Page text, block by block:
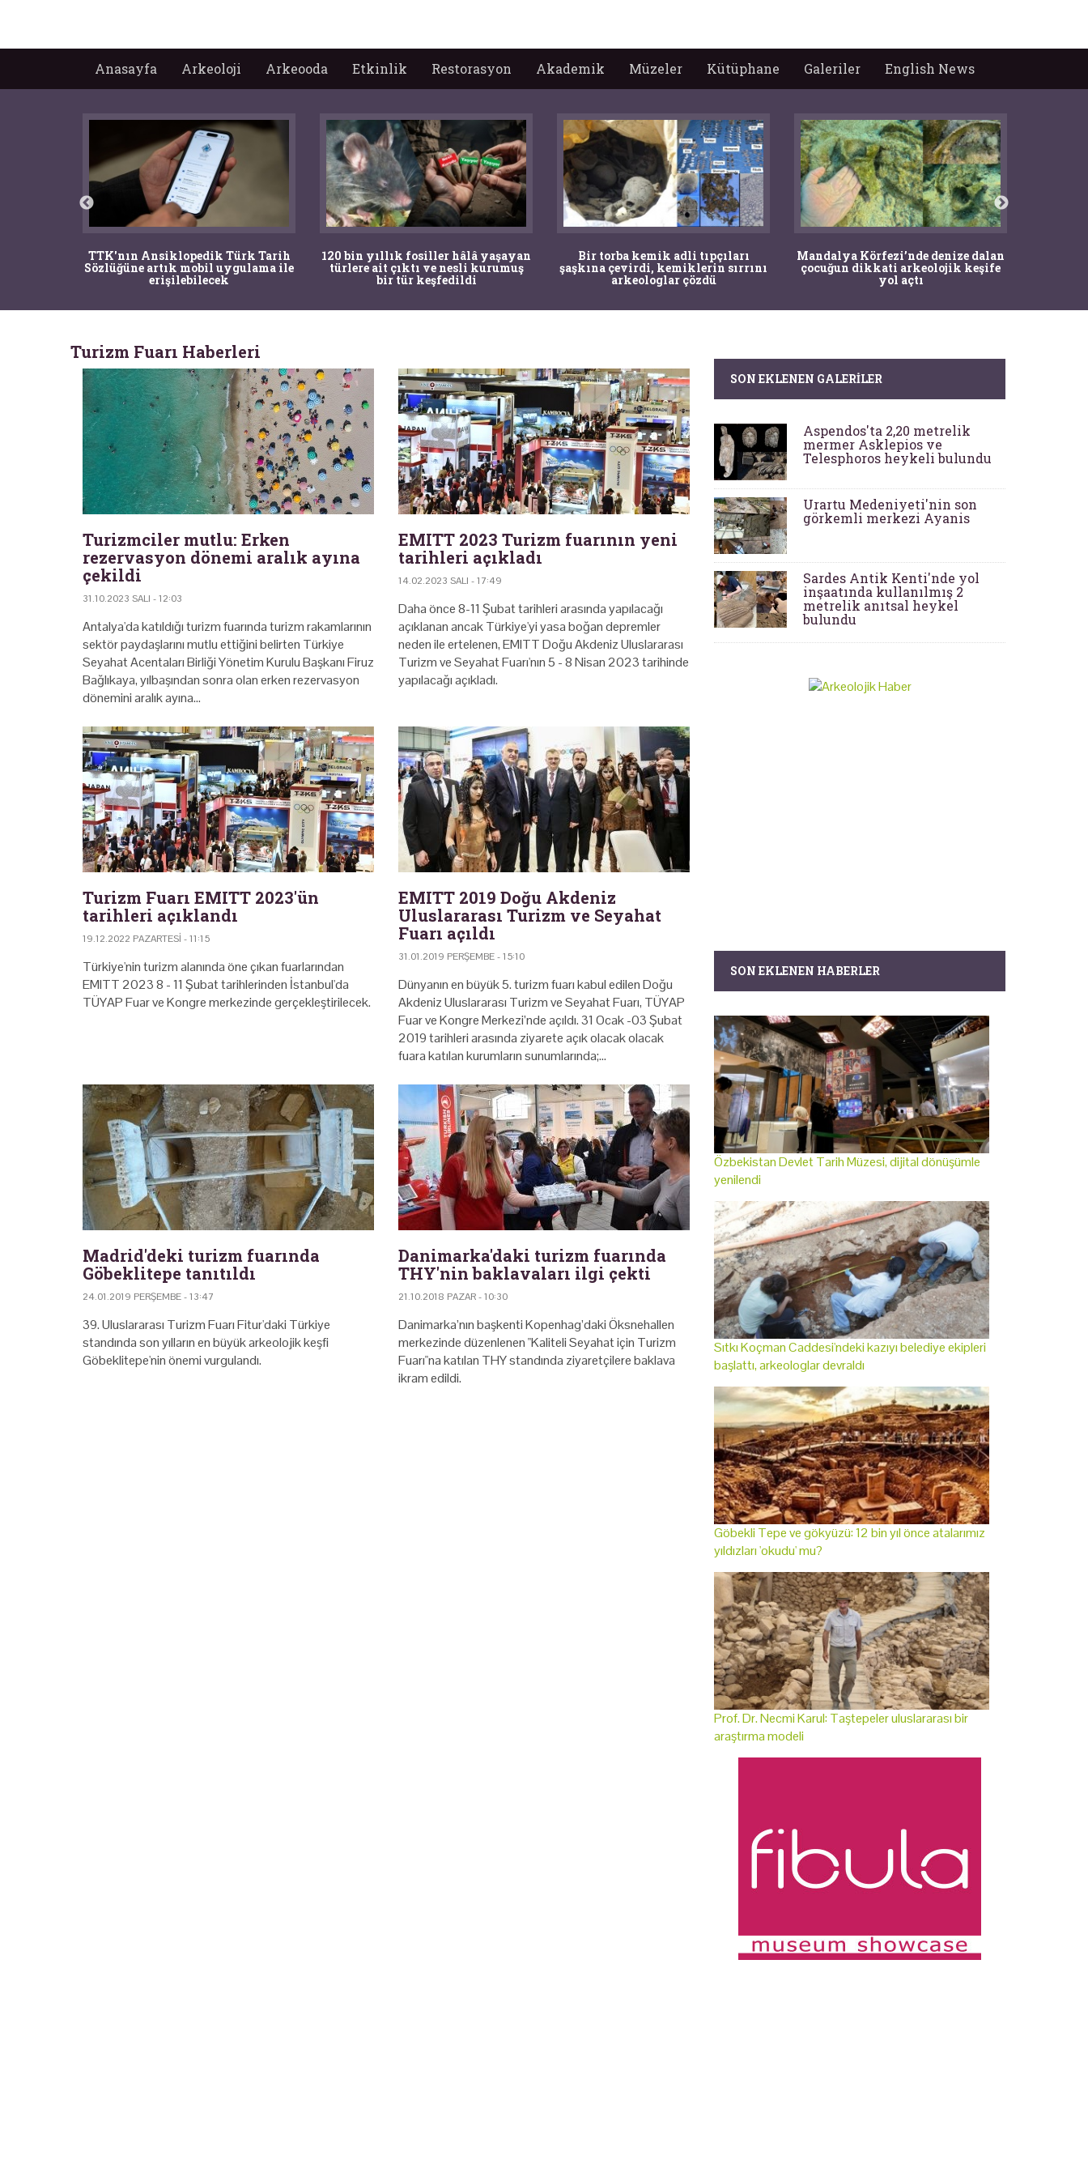
Anasayfa Arkeoloji Arkeooda Etkinlik Restorasyon Akademik Müzeler Kütüphane Galeriler English News
TTK'nın Ansiklopedik Türk Tarih
Sözlüğüne artık mobil uygulama ile
erişilebilecek
120 bin yıllık fosiller hâlâ yaşayan
türlere ait çıktı ve nesli kurumuş
bir tür keşfedildi
Bir torba kemik adli tıpçıları
şaşkına çevirdi, kemiklerin sırrını
arkeologlar çözdü
Mandalya Körfezi’nde denize dalan
çocuğun dikkati arkeolojik keşife
yol açtı
Turizm Fuarı Haberleri
Turizmciler mutlu: Erken
rezervasyon dönemi aralık ayına
çekildi
31.10.2023 SALI - 12:03
Antalya'da katıldığı turizm fuarında turizm rakamlarının
sektör paydaşlarını mutlu ettiğini belirten Türkiye
Seyahat Acentaları Birliği Yönetim Kurulu Başkanı Firuz
Bağlıkaya, yılbaşından sonra olan erken rezervasyon
dönemini aralık ayına…
EMITT 2023 Turizm fuarının yeni
tarihleri açıkladı
14.02.2023 SALI - 17:49
Daha önce 8-11 Şubat tarihleri arasında yapılacağı
açıklanan ancak Türkiye'yi yasa boğan depremler
neden ile ertelenen, EMITT Doğu Akdeniz Uluslararası
Turizm ve Seyahat Fuarı'nın 5 - 8 Nisan 2023 tarihinde
yapılacağı açıkladı.
Turizm Fuarı EMITT 2023'ün
tarihleri açıklandı
19.12.2022 PAZARTESI - 11:15
Türkiye'nin turizm alanında öne çıkan fuarlarından
EMITT 2023 8 - 11 Şubat tarihlerinden İstanbul'da
TÜYAP Fuar ve Kongre merkezinde gerçekleştirilecek.
EMITT 2019 Doğu Akdeniz
Uluslararası Turizm ve Seyahat
Fuarı açıldı
31.01.2019 PERŞEMBE - 15:10
Dünyanın en büyük 5. turizm fuarı kabul edilen Doğu
Akdeniz Uluslararası Turizm ve Seyahat Fuarı, TÜYAP
Fuar ve Kongre Merkezi’nde açıldı. 31 Ocak -03 Şubat
2019 tarihleri arasında ziyarete açık olacak olacak
fuara katılan kurumların sunumlarında;…
Madrid'deki turizm fuarında
Göbeklitepe tanıtıldı
24.01.2019 PERŞEMBE - 13:47
39. Uluslararası Turizm Fuarı Fitur'daki Türkiye
standında son yılların en büyük arkeolojik keşfi
Göbeklitepe'nin önemi vurgulandı.
Danimarka'daki turizm fuarında
THY'nin baklavaları ilgi çekti
21.10.2018 PAZAR - 10:30
Danimarka’nın başkenti Kopenhag’daki Öksnehallen
merkezinde düzenlenen "Kaliteli Seyahat için Turizm
Fuarı"na katılan THY standında ziyaretçilere baklava
ikram edildi.
SON EKLENEN GALERILER
Aspendos'ta 2,20 metrelik
mermer Asklepios ve
Telesphoros heykeli bulundu
Urartu Medeniyeti'nin son
görkemli merkezi Ayanis
Sardes Antik Kenti'nde yol
inşaatında kullanılmış 2
metrelik anıtsal heykel
bulundu
SON EKLENEN HABERLER
Özbekistan Devlet Tarih Müzesi, dijital dönüşümle
yenilendi
Sıtkı Koçman Caddesi'ndeki kazıyı belediye ekipleri
başlattı, arkeologlar devraldı
Göbekli Tepe ve gökyüzü: 12 bin yıl önce atalarımız
yıldızları 'okudu' mu?
Prof. Dr. Necmi Karul: Taştepeler uluslararası bir
araştırma modeli